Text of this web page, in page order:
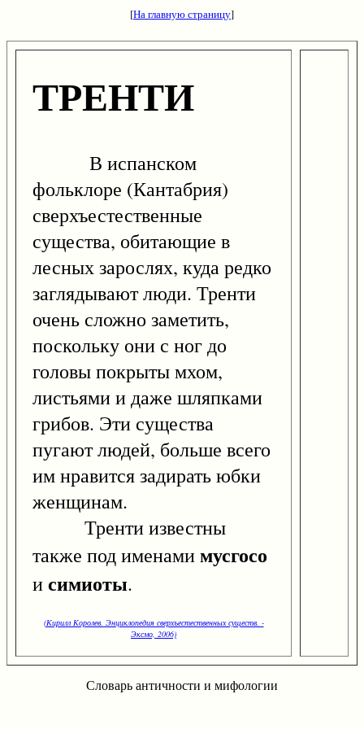
[На главную страницу]
ТРЕНТИ
В испанском
фольклоре (Кантабрия)
сверхъестественные
существа, обитающие в
лесных зарослях, куда редко
заглядывают люди. Тренти
очень сложно заметить,
поскольку они с ног до
головы покрыты мхом,
листьями и даже шляпками
грибов. Эти существа
пугают людей, больше всего
им нравится задирать юбки
женщинам.
Тренти известны
также под именамимусгосо
исимиоты.
(Кирилл Королев. Энциклопедия сверхъестественных существ. -
Эксмо, 2006)
Словарь античности и мифологии